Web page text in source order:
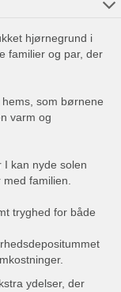
hjørnegrund i
familier og par, der
som børnene
varm og
kan nyde solen
familien.
tryghed for både
ydelser, der